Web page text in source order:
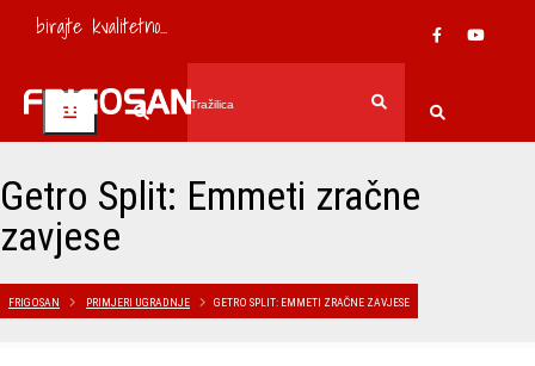
birajte kvalitetno...
Getro Split: Emmeti zračne
zavjese
FRIGOSAN PRIMJERI UGRADNJE GETRO SPLIT: EMMETI ZRAČNE ZAVJESE